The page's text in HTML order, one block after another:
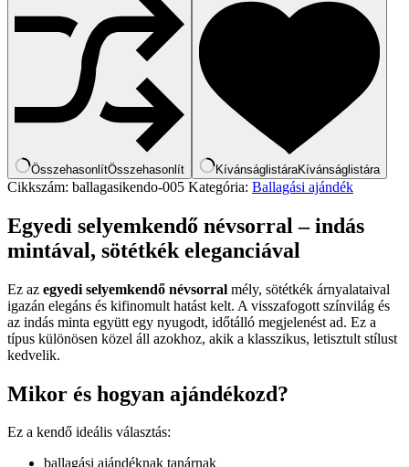
ÖsszehasonlítÖsszehasonlít KívánságlistáraKívánságlistára
Cikkszám: ballagasikendo-005 Kategória: Ballagási ajándék
Egyedi selyemkendő névsorral – indás
mintával, sötétkék eleganciával
Ez az egyedi selyemkendő névsorral mély, sötétkék árnyalataival
igazán elegáns és kifinomult hatást kelt. A visszafogott színvilág és
az indás minta együtt egy nyugodt, időtálló megjelenést ad. Ez a
típus különösen közel áll azokhoz, akik a klasszikus, letisztult stílust
kedvelik.
Mikor és hogyan ajándékozd?
Ez a kendő ideális választás:
ballagási ajándéknak tanárnak